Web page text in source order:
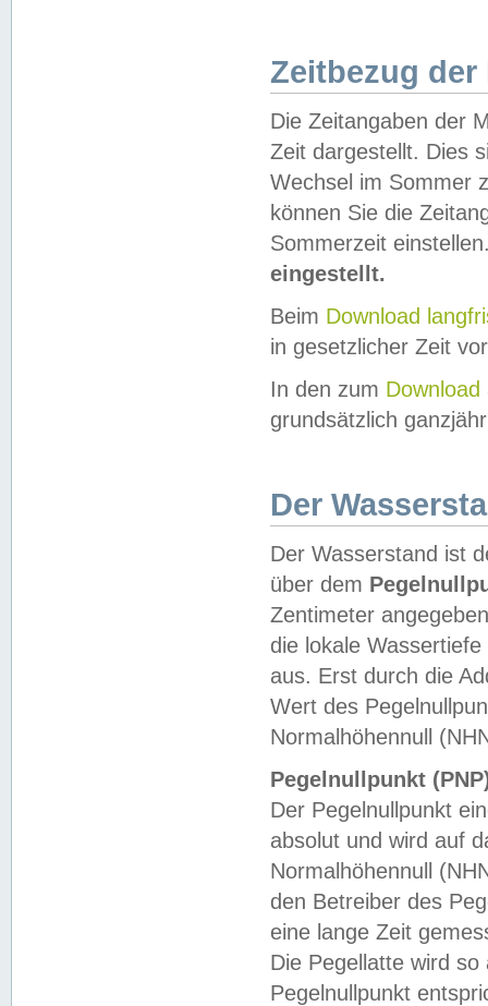
Zeitbezug der
Die Zeitangaben der
Zeit dargestellt. Dies
Wechsel im Sommer
können Sie die
Sommerzeit
eingestellt.
Beim Download
in gesetzlicher Zeit
In den zum Download
grundsätzlich
Der
Der Wasserstand ist
über dem
Zentimeter
die lokale
aus. Erst durch die
Wert des
Normalhöhennull
Pegelnullpunkt
Der Pegelnullpunkt
absolut und wird auf
Normalhöhennull
den Betreiber des
eine lange Zeit
Die Pegellatte wird
Pegelnullpunkt